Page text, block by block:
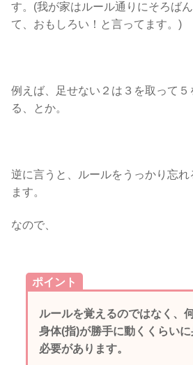
す。(我が家はルール通りにそろば
て、おもしろい！と言ってます。)
例えば、足せない２は３を取って
る、とか。
逆に言うと、ルールをうっかり忘れ
ます。
なので、
ルールを覚えるのではなく、
身体(指)が勝手に動くくらい
必要があります。